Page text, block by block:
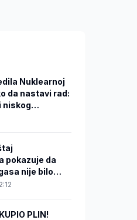
Nuklearnoj
da nastavi rad:
niskog
snagu
pokazuje da
nije bilo
PLIN!